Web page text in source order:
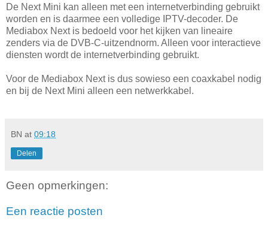
De Next Mini kan alleen met een internetverbinding gebruikt
worden en is daarmee een volledige IPTV-decoder. De
Mediabox Next is bedoeld voor het kijken van lineaire
zenders via de DVB-C-uitzendnorm. Alleen voor interactieve
diensten wordt de internetverbinding gebruikt.
Voor de Mediabox Next is dus sowieso een coaxkabel nodig
en bij de Next Mini alleen een netwerkkabel.
BN at 09:18
Delen
Geen opmerkingen:
Een reactie posten